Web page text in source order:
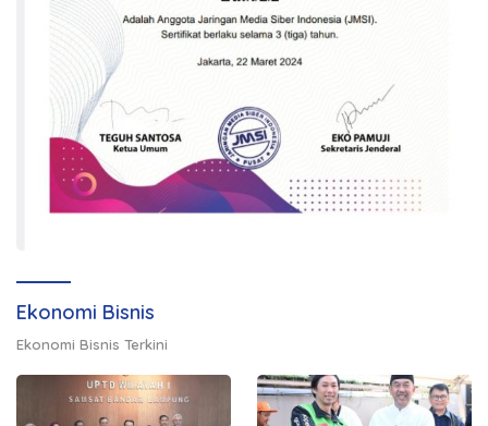
Ekonomi Bisnis
Ekonomi Bisnis Terkini